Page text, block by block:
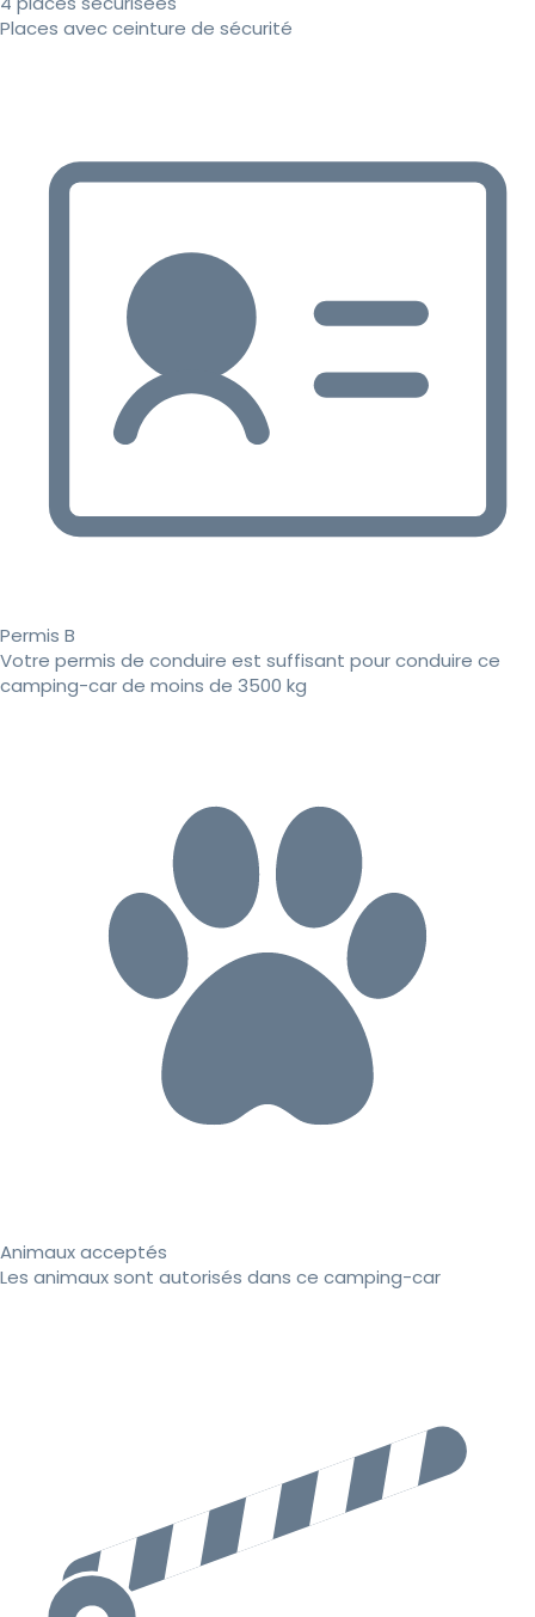
Places avec ceinture de sécurité
Permis B
Votre permis de conduire est suffisant pour conduire ce
camping-car de moins de 3500 kg
Animaux acceptés
Les animaux sont autorisés dans ce camping-car